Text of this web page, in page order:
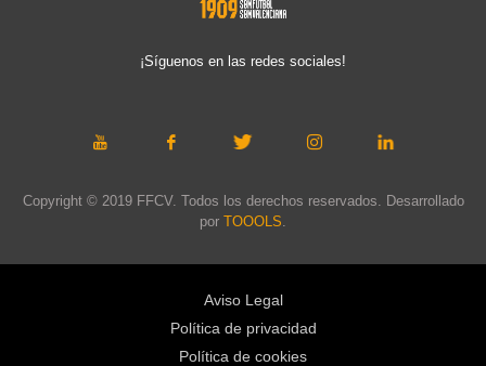
¡Síguenos en las redes sociales!
Copyright © 2019 FFCV. Todos los derechos reservados. Desarrollado
por TOOOLS.
Aviso Legal
Política de privacidad
Política de cookies